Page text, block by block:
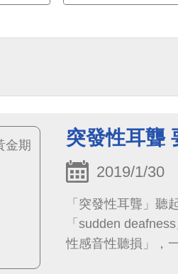
突發性耳聾
2019/1/30
「突發性耳聾」聽
「sudden
性感音性聽損」，